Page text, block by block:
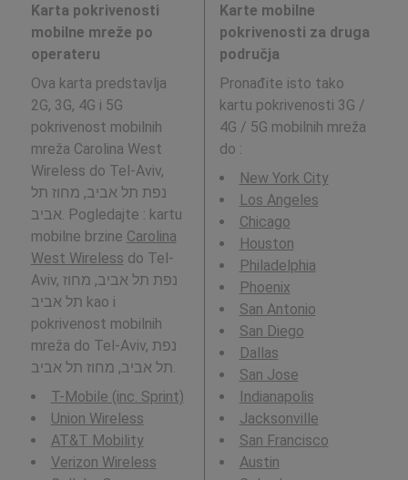
Karta pokrivenosti
mobilne mreže po
operateru
Ova karta predstavlja
2G, 3G, 4G i 5G
pokrivenost mobilnih
mreža Carolina West
Wireless do Tel-Aviv,
נפת תל אביב, מחוז תל
אביב. Pogledajte : kartu
mobilne brzine Carolina
West Wireless do Tel-
Aviv, נפת תל אביב, מחוז
תל אביב kao i
pokrivenost mobilnih
mreža do Tel-Aviv, נפת
T-Mobile (inc. Sprint)
Union Wireless
AT&T Mobility
Verizon Wireless
Karte mobilne
pokrivenosti za druga
područja
Pronađite isto tako
kartu pokrivenosti 3G /
4G / 5G mobilnih mreža
do :
New York City
Los Angeles
Chicago
Houston
Philadelphia
Phoenix
San Antonio
San Diego
Dallas
San Jose
Indianapolis
Jacksonville
San Francisco
Austin